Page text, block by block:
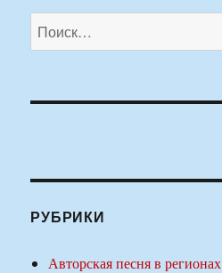
Искать:
РУБРИКИ
Авторская песня в регионах